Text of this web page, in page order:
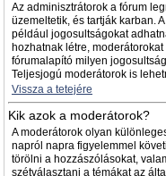
Az adminisztrátorok a fórum
üzemeltetik, és tartják karban.
például jogosultságokat
hozhatnak létre,
fórumalapító milyen
Teljesjogú moderátorok is
Vissza a tetejére
Kik azok a moderátorok?
A moderátorok olyan
napról napra figyelemmel
törölni a hozzászólásokat,
szétválasztani a témákat az